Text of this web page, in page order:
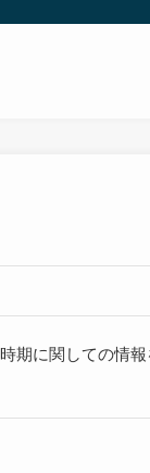
期に関しての情